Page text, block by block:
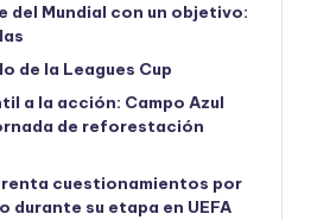
del Mundial con un objetivo:
de la Leagues Cup
a la acción: Campo Azul
de reforestación
cuestionamientos por
su etapa en UEFA